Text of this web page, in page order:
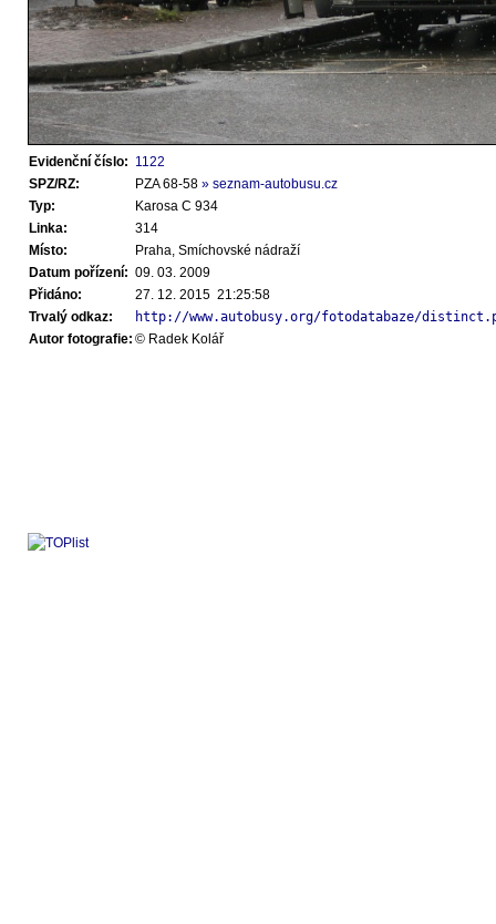
Evidenční číslo: 1122
SPZ/RZ:
PZA 68-58 » seznam-autobusu.cz
Typ:
Karosa C 934
Linka:
314
Místo:
Praha, Smíchovské nádraží
Datum pořízení: 09. 03. 2009
Přidáno:
27. 12. 2015 21:25:58
Trvalý odkaz:
http://www.autobusy.org/fotodatabaze/
Autor fotografie: © Radek Kolář